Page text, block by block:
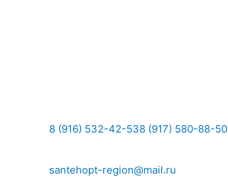
8 (916) 532-42-538 (917) 580-88-50
santehopt-region@mail.ru